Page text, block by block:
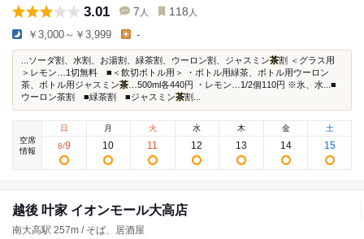
3.01 7 人 118 人
￥3,000～￥3,999 -
...ソーダ割、水割、お湯割、緑茶割、ウーロン割、ジャスミン茶割 ＜グラス用
＞レモン…1切無料 ■＜飲切ボトル用＞ ・ボトル用緑茶、ボトル用ウーロン
茶、ボトル用ジャスミン茶 …500ml各440円 ・レモン…1/2個110円 ※氷、水...■
ウーロン茶割 ■緑茶割 ■ジャスミン茶割...
空席
情報
日
8/9
月
10
火
11
水
12
木
13
金
14
土
15
越後 叶家 イオンモール大高店
南大高駅 257m / そば、居酒屋